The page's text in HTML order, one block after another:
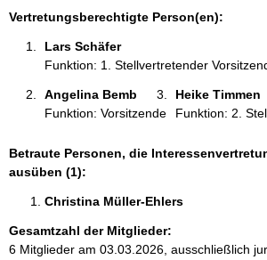
e
Vertretungsberechtigte Person(en):
Lars Schäfer
Funktion: 1. Stellvertretender
Angelina Bemb
Funktion: Vorsitzende
Heike Timmen
Funktion: 2.
Betraute Personen, die
ausüben (1):
Christina Müller-Ehlers
Gesamtzahl der Mitglieder:
6 Mitglieder am 03.03.2026, ausschließlich